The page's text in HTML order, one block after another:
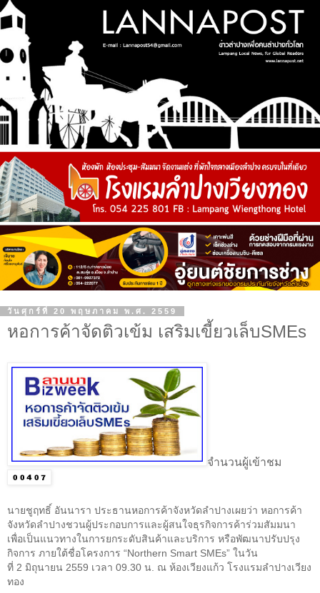
วันศุกร์ที่ 20 พฤษภาคม พ.ศ. 2559
หอการค้าจัดติวเข้ม เสริมเขี้ยวเล็บSMEs
จำนวนผู้เข้าชม
นายชูฤทธิ์ อันนารา ประธานหอการค้าจังหวัดลำปางเผยว่า หอการค้า
จังหวัดลำปางชวนผู้ประกอบการและผู้สนใจธุรกิจการค้าร่วมสัมมนา
เพื่อเป็นแนวทางในการยกระดับสินค้าและบริการ หรือพัฒนาปรับปรุง
กิจการ ภายใต้ชื่อโครงการ “Northern Smart SMEs” ในวัน
ที่ 2 มิถุนายน 2559 เวลา 09.30 น. ณ ห้องเวียงแก้ว โรงแรมลำปางเวียง
ทอง